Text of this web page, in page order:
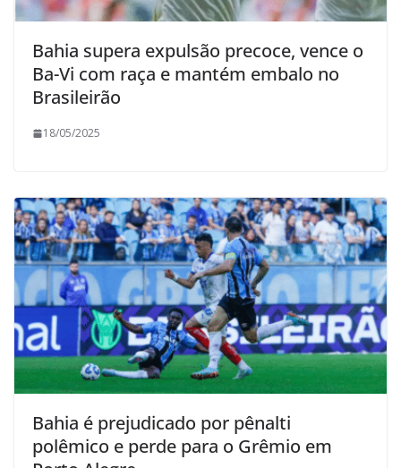
Bahia supera expulsão precoce, vence o
Ba-Vi com raça e mantém embalo no
Brasileirão
18/05/2025
Bahia é prejudicado por pênalti
polêmico e perde para o Grêmio em